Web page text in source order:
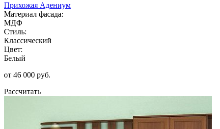
Прихожая Адениум
Материал фасада:
МДФ
Стиль:
Классический
Цвет:
Белый
от 46 000 руб.
Рассчитать